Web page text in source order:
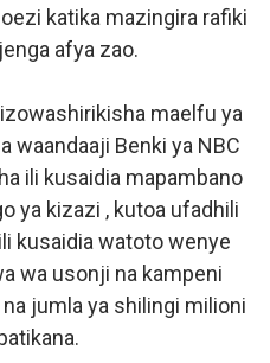
katika mazingira rafiki
afya zao.
maelfu ya
waandaaji Benki ya NBC
ili kusaidia mapambano
ya kizazi , kutoa ufadhili
kusaidia watoto wenye
wa usonji na kampeni
jumla ya shilingi milioni